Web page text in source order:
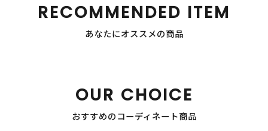
RECOMMENDED ITEM
あなたにオススメの商品
OUR CHOICE
おすすめのコーディネート商品